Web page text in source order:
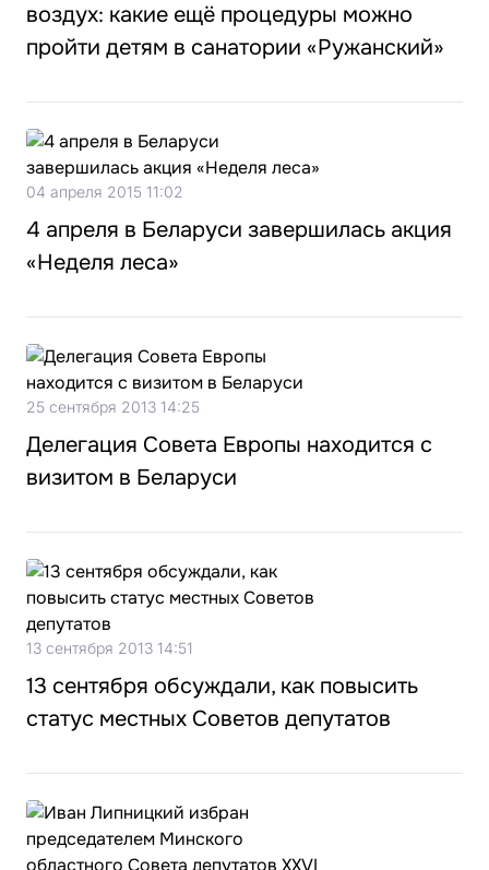
воздух: какие ещё процедуры можно
пройти детям в санатории «Ружанский»
04 апреля 2015 11:02
4 апреля в Беларуси завершилась акция
«Неделя леса»
25 сентября 2013 14:25
Делегация Совета Европы находится с
визитом в Беларуси
13 сентября 2013 14:51
13 сентября обсуждали, как повысить
статус местных Советов депутатов